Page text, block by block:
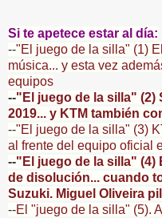
Si te apetece estar al día:
--"El juego de la silla" (1)
música... y esta vez
equipos
--"El juego de la silla" (2)
2019... y KTM también
--"El juego de la silla" (3)
al frente del equipo oficial
--"El juego de la silla" (4)
de disolución... cuando
Suzuki. Miguel Oliveira
--El "juego de la silla" (5).